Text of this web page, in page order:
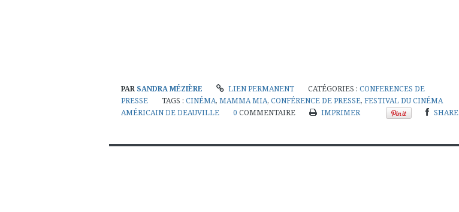
PAR SANDRA MÉZIÈRE LIEN PERMANENT CATÉGORIES :CONFERENCES DE
PRESSE
TAGS : CINÉMA, MAMMA MIA, CONFÉRENCE DE PRESSE, FESTIVAL DU CINÉMA
AMÉRICAIN DE DEAUVILLE
0 COMMENTAIRE IMPRIMER SHARE